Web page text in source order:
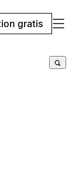
gratis